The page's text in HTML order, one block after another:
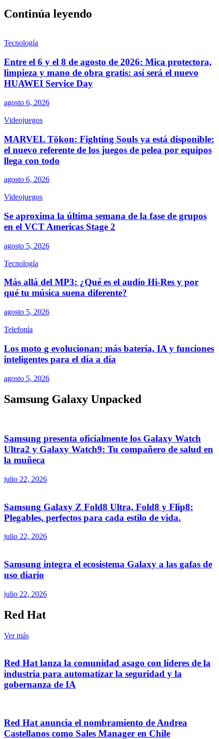
Continúa leyendo
Tecnología
Entre el 6 y el 8 de agosto de 2026: Mica protectora,
limpieza y mano de obra gratis: así será el nuevo
HUAWEI Service Day
agosto 6, 2026
Videojuegos
MARVEL Tōkon: Fighting Souls ya está disponible:
el nuevo referente de los juegos de pelea por equipos
llega con todo
agosto 6, 2026
Videojuegos
Se aproxima la última semana de la fase de grupos
en el VCT Americas Stage 2
agosto 5, 2026
Tecnología
Más allá del MP3: ¿Qué es el audio Hi-Res y por
qué tu música suena diferente?
agosto 5, 2026
Telefonía
Los moto g evolucionan: más batería, IA y funciones
inteligentes para el día a día
agosto 5, 2026
Samsung Galaxy Unpacked
Samsung presenta oficialmente los Galaxy Watch
Ultra2 y Galaxy Watch9: Tu compañero de salud en
la muñeca
julio 22, 2026
Samsung Galaxy Z Fold8 Ultra, Fold8 y Flip8:
Plegables, perfectos para cada estilo de vida.
julio 22, 2026
Samsung integra el ecosistema Galaxy a las gafas de
uso diario
julio 22, 2026
Red Hat
Ver más
Red Hat lanza la comunidad asago con líderes de la
industria para automatizar la seguridad y la
gobernanza de IA
Red Hat anuncia el nombramiento de Andrea
Castellanos como Sales Manager en Chile